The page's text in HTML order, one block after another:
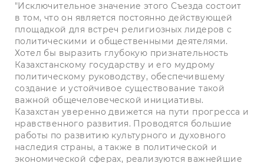
"Исключительное значение этого Съезда состоит
в том, что он является постоянно действующей
площадкой для встреч религиозных лидеров с
политическими и общественными деятелями.
Хотел бы выразить глубокую признательность
Казахстанскому государству и его мудрому
политическому руководству, обеспечившему
создание и устойчивое существование такой
важной общечеловеческой инициативы.
Казахстан уверенно движется на пути прогресса и
нравственного развития. Проводятся большие
работы по развитию культурного и духовного
наследия страны, а также в политической и
экономической сферах, реализуются важнейшие